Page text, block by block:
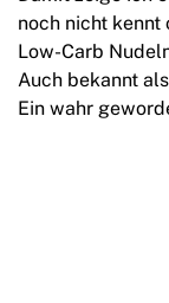
noch nicht kennt
Low-Carb
Auch bekannt
Ein wahr